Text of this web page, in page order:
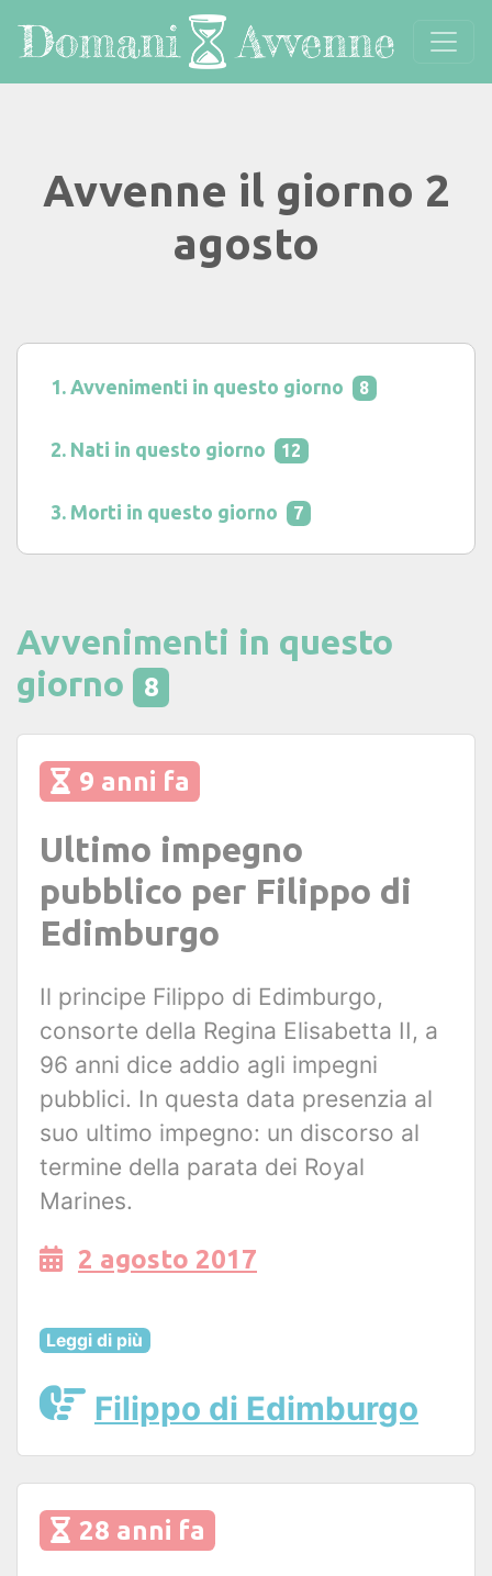
Avvenne il giorno 2
agosto
Avvenimenti in questo giorno 8
Nati in questo giorno 12
Morti in questo giorno 7
Avvenimenti in questo
giorno
8
9 anni fa
Ultimo impegno
pubblico per Filippo di
Edimburgo
Il principe Filippo di Edimburgo,
consorte della Regina Elisabetta II, a
96 anni dice addio agli impegni
pubblici. In questa data presenzia al
suo ultimo impegno: un discorso al
termine della parata dei Royal
Marines.
2 agosto 2017
Leggi di più
Filippo di Edimburgo
28 anni fa